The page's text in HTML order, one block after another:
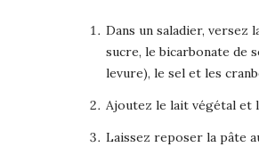
Dans un saladier, versez
sucre, le bicarbonate de
levure), le sel et les
Ajoutez le lait végétal et
Laissez reposer la pâte